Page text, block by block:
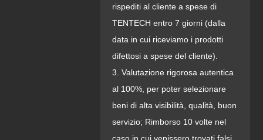
rispediti al cliente a spese di
TENTECH entro 7 giorni (dalla
data in cui riceviamo i prodotti
difettosi a spese del cliente).
3. Valutazione rigorosa autentica
al 100%, per poter selezionare
beni di alta visibilità, qualità, buon
servizio; Rimborso 10 volte nel